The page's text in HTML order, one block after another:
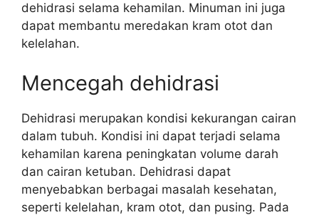
dehidrasi selama kehamilan. Minuman ini juga
dapat membantu meredakan kram otot dan
kelelahan.
Mencegah dehidrasi
Dehidrasi merupakan kondisi kekurangan cairan
dalam tubuh. Kondisi ini dapat terjadi selama
kehamilan karena peningkatan volume darah
dan cairan ketuban. Dehidrasi dapat
menyebabkan berbagai masalah kesehatan,
seperti kelelahan, kram otot, dan pusing. Pada